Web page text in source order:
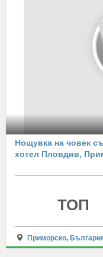
Нощувка на човек
хотел Пловдив,
ТОП
Приморско,